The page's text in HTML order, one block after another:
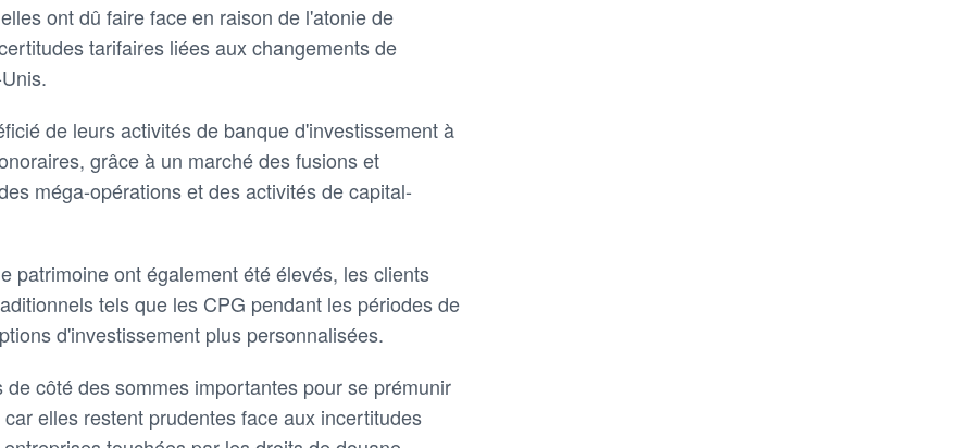
ont dû faire face en raison de l'atonie de
tarifaires liées aux changements de
de leurs activités de banque d'investissement à
grâce à un marché des fusions et
méga-opérations et des activités de capital-
patrimoine ont également été élevés, les clients
tels que les CPG pendant les périodes de
d'investissement plus personnalisées.
côté des sommes importantes pour se prémunir
elles restent prudentes face aux incertitudes